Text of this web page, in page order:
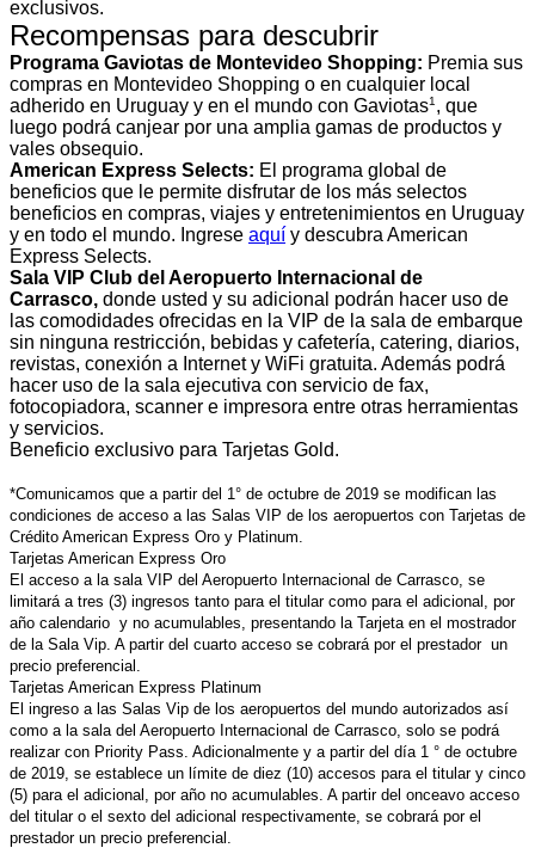
exclusivos.
Recompensas para descubrir
Programa Gaviotas de Montevideo Shopping: Premia sus
compras en Montevideo Shopping o en cualquier local
adherido en Uruguay y en el mundo con Gaviotas1 , que
luego podrá canjear por una amplia gamas de productos y
vales obsequio.
American Express Selects: El programa global de
beneficios que le permite disfrutar de los más selectos
beneficios en compras, viajes y entretenimientos en Uruguay
y en todo el mundo. Ingrese aquí y descubra American
Express Selects.
Sala VIP Club del Aeropuerto Internacional de
Carrasco, donde usted y su adicional podrán hacer uso de
las comodidades ofrecidas en la VIP de la sala de embarque
sin ninguna restricción, bebidas y cafetería, catering, diarios,
revistas, conexión a Internet y WiFi gratuita. Además podrá
hacer uso de la sala ejecutiva con servicio de fax,
fotocopiadora, scanner e impresora entre otras herramientas
y servicios.
Beneficio exclusivo para Tarjetas Gold.
*Comunicamos que a partir del 1° de octubre de 2019 se modifican las
condiciones de acceso a las Salas VIP de los aeropuertos con Tarjetas de
Crédito American Express Oro y Platinum.
Tarjetas American Express Oro
El acceso a la sala VIP del Aeropuerto Internacional de Carrasco, se
limitará a tres (3) ingresos tanto para el titular como para el adicional, por
año calendario y no acumulables, presentando la Tarjeta en el mostrador
de la Sala Vip. A partir del cuarto acceso se cobrará por el prestador un
precio preferencial.
Tarjetas American Express Platinum
El ingreso a las Salas Vip de los aeropuertos del mundo autorizados así
como a la sala del Aeropuerto Internacional de Carrasco, solo se podrá
realizar con Priority Pass. Adicionalmente y a partir del día 1 ° de octubre
de 2019, se establece un límite de diez (10) accesos para el titular y cinco
(5) para el adicional, por año no acumulables. A partir del onceavo acceso
del titular o el sexto del adicional respectivamente, se cobrará por el
prestador un precio preferencial.